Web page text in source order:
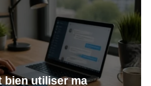
bien utiliser ma